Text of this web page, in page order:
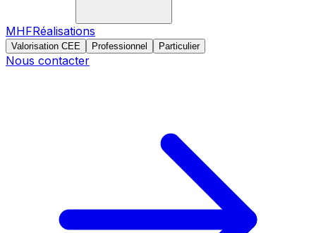
MHFRéalisations
Valorisation CEE Professionnel Particulier
Nous contacter